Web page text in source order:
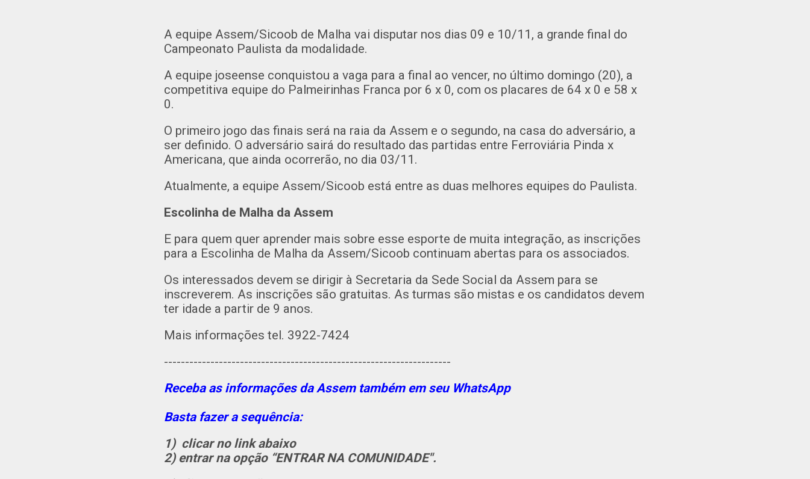
A equipe Assem/Sicoob de Malha vai disputar nos dias 09 e 10/11, a grande final do
Campeonato Paulista da modalidade.
A equipe joseense conquistou a vaga para a final ao vencer, no último domingo (20), a
competitiva equipe do Palmeirinhas Franca por 6 x 0, com os placares de 64 x 0 e 58 x
0.
O primeiro jogo das finais será na raia da Assem e o segundo, na casa do adversário, a
ser definido. O adversário sairá do resultado das partidas entre Ferroviária Pinda x
Americana, que ainda ocorrerão, no dia 03/11.
Atualmente, a equipe Assem/Sicoob está entre as duas melhores equipes do Paulista.
Escolinha de Malha da Assem
E para quem quer aprender mais sobre esse esporte de muita integração, as inscrições
para a Escolinha de Malha da Assem/Sicoob continuam abertas para os associados.
Os interessados devem se dirigir à Secretaria da Sede Social da Assem para se
inscreverem. As inscrições são gratuitas. As turmas são mistas e os candidatos devem
ter idade a partir de 9 anos.
Mais informações tel. 3922-7424
--------------------------------------------------------------------
Receba as informações da Assem também em seu WhatsApp
Basta fazer a sequência:
1) clicar no link abaixo
2) entrar na opção “ENTRAR NA COMUNIDADE".